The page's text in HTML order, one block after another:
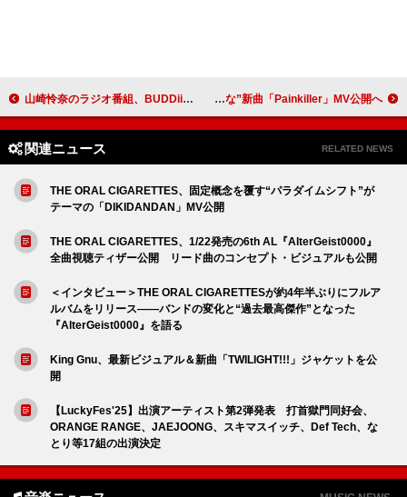
山崎怜奈のラジオ番組、BUDDiiS／佐倉綾音／花澤香菜／潮紗理菜がゲスト出演 HITOMIN、“中性的でラフでボーイッシュな”新曲「Painkiller」MV公開へ
関連ニュース RELATED NEWS
THE ORAL CIGARETTES、固定概念を覆す“パラダイムシフト”が
テーマの「DIKIDANDAN」MV公開
THE ORAL CIGARETTES、1/22発売の6th AL『AlterGeist0000』
全曲視聴ティザー公開 リード曲のコンセプト・ビジュアルも公開
＜インタビュー＞THE ORAL CIGARETTESが約4年半ぶりにフルア
ルバムをリリース――バンドの変化と“過去最高傑作”となった
『AlterGeist0000』を語る
King Gnu、最新ビジュアル＆新曲「TWILIGHT!!!」ジャケットを公
開
【LuckyFes'25】出演アーティスト第2弾発表 打首獄門同好会、
ORANGE RANGE、JAEJOONG、スキマスイッチ、Def Tech、な
とり等17組の出演決定